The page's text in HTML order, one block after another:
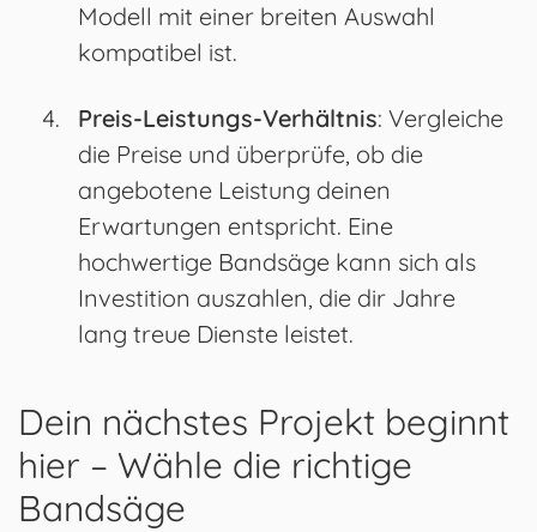
Modell mit einer breiten Auswahl
kompatibel ist.
Preis-Leistungs-Verhältnis: Vergleiche
die Preise und überprüfe, ob die
angebotene Leistung deinen
Erwartungen entspricht. Eine
hochwertige Bandsäge kann sich als
Investition auszahlen, die dir Jahre
lang treue Dienste leistet.
Dein nächstes Projekt beginnt
hier – Wähle die richtige
Bandsäge